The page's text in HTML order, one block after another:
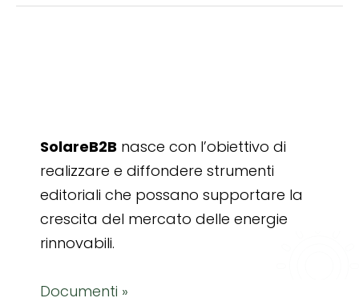
SolareB2B nasce con l’obiettivo di
realizzare e diffondere strumenti
editoriali che possano supportare la
crescita del mercato delle energie
rinnovabili.
Documenti »